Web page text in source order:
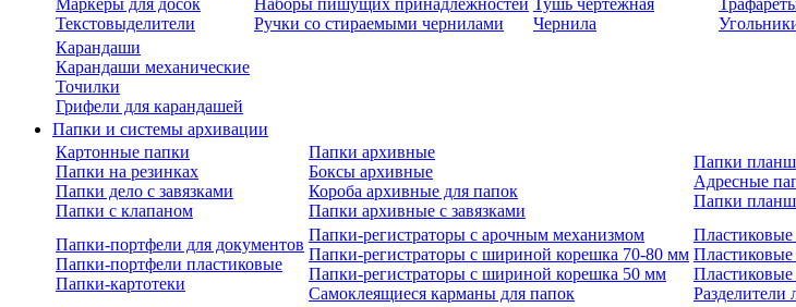
Маркеры для досок
Текстовыделители
Наборы пишущих принадлежностей
Ручки со стираемыми чернилами
Тушь чертежная
Чернила
Карандаши
Карандаши механические
Точилки
Грифели для карандашей
Папки и системы архивации
Картонные папки
Папки на резинках
Папки дело с завязками
Папки с клапаном
Папки архивные
Боксы архивные
Короба архивные для папок
Папки архивные с завязками
Папки
Адресные
Папки
Папки-портфели для документов
Папки-портфели пластиковые
Папки-картотеки
Папки-регистраторы с арочным механизмом
Папки-регистраторы с шириной корешка 70-80 мм
Папки-регистраторы с шириной корешка 50 мм
Самоклеящиеся карманы для папок
Пластиковые
Пластиковые
Разделители